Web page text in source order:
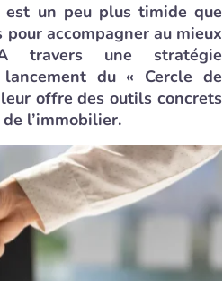
un peu plus timide que
accompagner au mieux
travers une stratégie
du « Cercle de
offre des outils concrets
l’immobilier.